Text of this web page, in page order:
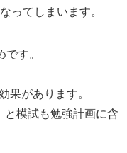
ってしまいます。
です。
果があります。
模試も勉強計画に含